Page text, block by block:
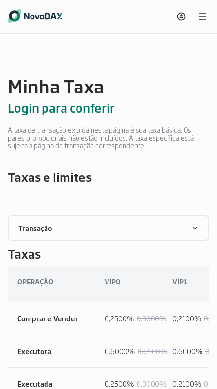
Minha Taxa
Login para conferir
A taxa de transação exibida nesta página é sua taxa básica. Os
pares promocionais não estão incluídos. A taxa específica está
sujeita à página de transação correspondente.
Taxas e limites
Transação
Taxas
OPERAÇÃO VIP0 VIP1
Comprar e Vender 0,2500% 0,3000% 0,2100%
Executora 0,6000% 0,6500% 0,6000%
Executada 0,2500% 0,3000% 0,2100%